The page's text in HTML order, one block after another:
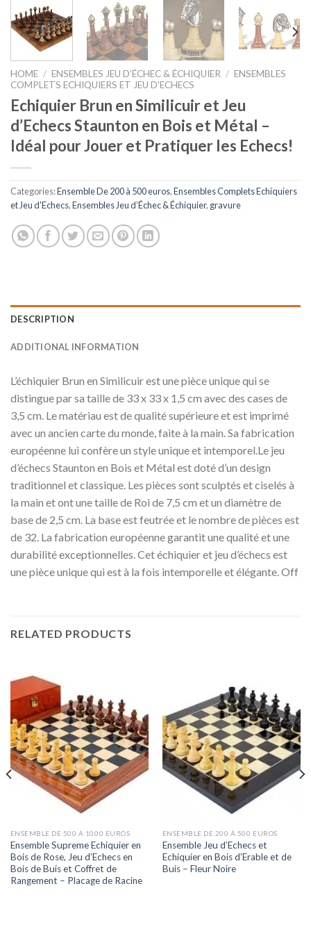
HOME / ENSEMBLES JEU D’ÉCHEC & ÉCHIQUIER / ENSEMBLES
COMPLETS ECHIQUIERS ET JEU D'ECHECS
Echiquier Brun en Similicuir et Jeu
d’Echecs Staunton en Bois et Métal –
Idéal pour Jouer et Pratiquer les Echecs!
Categories:Ensemble De 200 à 500 euros,Ensembles Complets Echiquiers
et Jeu d'Echecs,Ensembles Jeu d’Échec & Échiquier, gravure
DESCRIPTION
ADDITIONAL INFORMATION
L’échiquier Brun en Similicuir est une pièce unique qui se
distingue par sa taille de 33 x 33 x 1,5 cm avec des cases de
3,5 cm. Le matériau est de qualité supérieure et est imprimé
avec un ancien carte du monde, faite à la main. Sa fabrication
européenne lui confère un style unique et intemporel.Le jeu
d’échecs Staunton en Bois et Métal est doté d’un design
traditionnel et classique. Les pièces sont sculptés et ciselés à
la main et ont une taille de Roi de 7,5 cm et un diamètre de
base de 2,5 cm. La base est feutrée et le nombre de pièces est
de 32. La fabrication européenne garantit une qualité et une
durabilité exceptionnelles. Cet échiquier et jeu d’échecs est
une pièce unique qui est à la fois intemporelle et élégante. Off
RELATED PRODUCTS
ENSEMBLE DE 500 À 1000 EUROS
Ensemble Supreme Echiquier en
Bois de Rose, Jeu d’Echecs en
Bois de Buis et Coffret de
Rangement – Placage de Racine
ENSEMBLE DE 200 À 500 EUROS
Ensemble Jeu d’Echecs et
Echiquier en Bois d’Erable et de
Buis – Fleur Noire